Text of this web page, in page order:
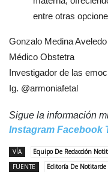
entre otras
Gonzalo Medina
Médico Obstetra
Investigador de las
Ig. @armoniafetal
Sigue la información
Instagram Facebook
VÍA
Equipo De Redacción
FUENTE
Editoría De Notitarde